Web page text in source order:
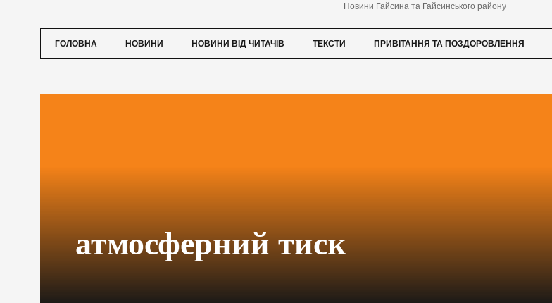
Новини Гайсина та Гайсинського району
ГОЛОВНА НОВИНИ НОВИНИ ВІД ЧИТАЧІВ ТЕКСТИ ПРИВІТАННЯ ТА ПОЗДОРОВЛЕННЯ
атмосферний тиск